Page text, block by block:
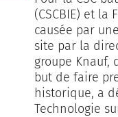
(CSCBIE) et la
causée par
site par la
groupe Knauf,
but de faire
historique, a
Technologie